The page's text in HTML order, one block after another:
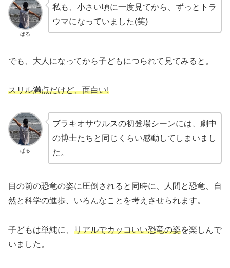
ぱる
私も、小さい頃に一度見てから、ずっとトラ
ウマになっていました(笑)
でも、大人になってから子どもにつられて見てみると。
スリル満点だけど、面白い!
ぱる
ブラキオサウルスの初登場シーンには、劇中
の博士たちと同じくらい感動してしまいまし
た。
目の前の恐竜の姿に圧倒されると同時に、人間と恐竜、自
然と科学の進歩、いろんなことを考えさせられます。
子どもは単純に、 リアルでカッコいい恐竜の姿を楽しんで
いました。